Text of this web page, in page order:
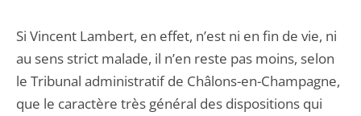
Si Vincent Lambert, en effet, n’est ni en fin de vie, ni
au sens strict malade, il n’en reste pas moins, selon
le Tribunal administratif de Châlons-en-Champagne,
que le caractère très général des dispositions qui